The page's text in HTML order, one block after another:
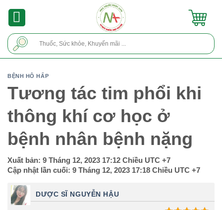
BỆNH HÔ HẤP
Tương tác tim phổi khi
thông khí cơ học ở
bệnh nhân bệnh nặng
Xuất bản: 9 Tháng 12, 2023 17:12 Chiều UTC +7
Cập nhật lần cuối: 9 Tháng 12, 2023 17:18 Chiều UTC +7
DƯỢC SĨ NGUYỄN HẬU